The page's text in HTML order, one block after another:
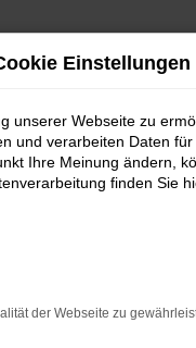
Telefon
Einstellungen
unserer Webseite zu
und verarbeiten Daten
Ihre Meinung ändern,
finden Sie
der Webseite zu